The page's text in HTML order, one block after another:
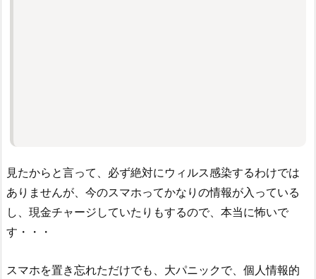
見たからと言って、必ず絶対にウィルス感染するわけでは
ありませんが、今のスマホってかなりの情報が入っている
し、現金チャージしていたりもするので、本当に怖いで
す・・・
スマホを置き忘れただけでも、大パニックで、個人情報的